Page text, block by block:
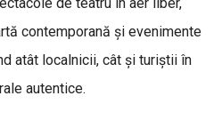
contemporană și evenimente
atât localnicii, cât și turiștii în
autentice.